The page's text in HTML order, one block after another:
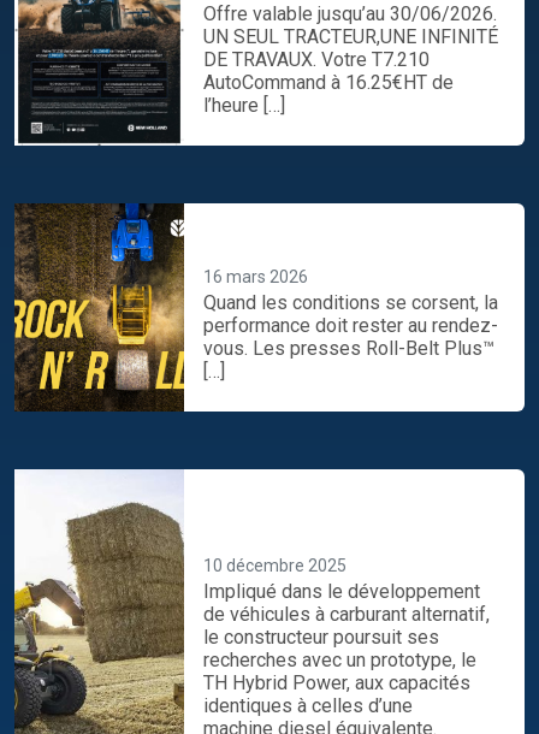
Offre valable jusqu’au 30/06/2026.
UN SEUL TRACTEUR,UNE INFINITÉ
DE TRAVAUX. Votre T7.210
AutoCommand à 16.25€HT de
l’heure […]
16 mars 2026
Quand les conditions se corsent, la
performance doit rester au rendez-
vous. Les presses Roll-Belt Plus™
[…]
10 décembre 2025
Impliqué dans le développement
de véhicules à carburant alternatif,
le constructeur poursuit ses
recherches avec un prototype, le
TH Hybrid Power, aux capacités
identiques à celles d’une
machine diesel équivalente.